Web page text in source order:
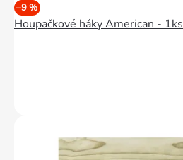
–9 %
Houpačkové háky American - 1ks